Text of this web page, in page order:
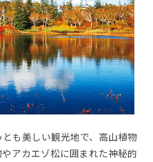
も美しい観光地で、高山植物
アカエゾ松に囲まれた神秘的